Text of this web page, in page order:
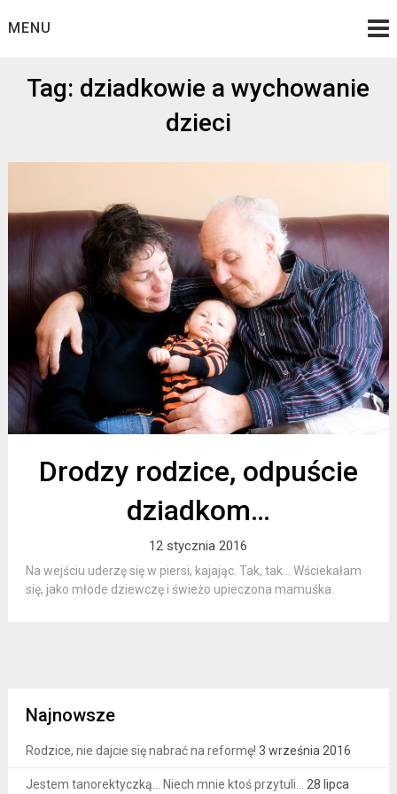
toMENU
Tag: dziadkowie a wychowanie
dzieci
Drodzy rodzice, odpuście
dziadkom…
12 stycznia 2016
Na wejściu uderzę się w piersi, kajając. Tak, tak… Wściekałam
się, jako młode dziewczę i świeżo upieczona mamuśka.
Najnowsze
Rodzice, nie dajcie się nabrać na reformę! 3 września 2016
Jestem tanorektyczką… Niech mnie ktoś przytuli… 28 lipca